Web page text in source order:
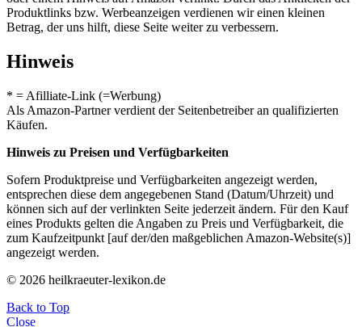
Produktlinks bzw. Werbeanzeigen verdienen wir einen kleinen
Betrag, der uns hilft, diese Seite weiter zu verbessern.
Hinweis
* = Afilliate-Link (=Werbung)
Als Amazon-Partner verdient der Seitenbetreiber an qualifizierten
Käufen.
Hinweis zu Preisen und Verfügbarkeiten
Sofern Produktpreise und Verfügbarkeiten angezeigt werden,
entsprechen diese dem angegebenen Stand (Datum/Uhrzeit) und
können sich auf der verlinkten Seite jederzeit ändern. Für den Kauf
eines Produkts gelten die Angaben zu Preis und Verfügbarkeit, die
zum Kaufzeitpunkt [auf der/den maßgeblichen Amazon-Website(s)]
angezeigt werden.
© 2026 heilkraeuter-lexikon.de
Back to Top
Close